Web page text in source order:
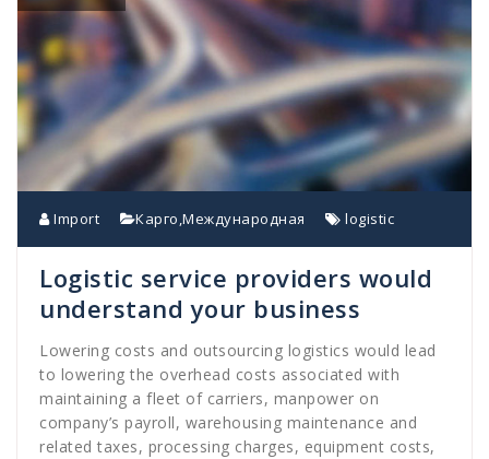
Import Карго,Международная logistic
Logistic service providers would
understand your business
Lowering costs and outsourcing logistics would lead
to lowering the overhead costs associated with
maintaining a fleet of carriers, manpower on
company’s payroll, warehousing maintenance and
related taxes, processing charges, equipment costs,